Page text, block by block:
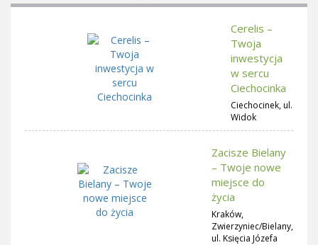
Cerelis –
Twoja
inwestycja
w sercu
Ciechocinka
Ciechocinek, ul.
Widok
Zacisze Bielany
– Twoje nowe
miejsce do
życia
Kraków,
Zwierzyniec/Bielany,
ul. Księcia Józefa